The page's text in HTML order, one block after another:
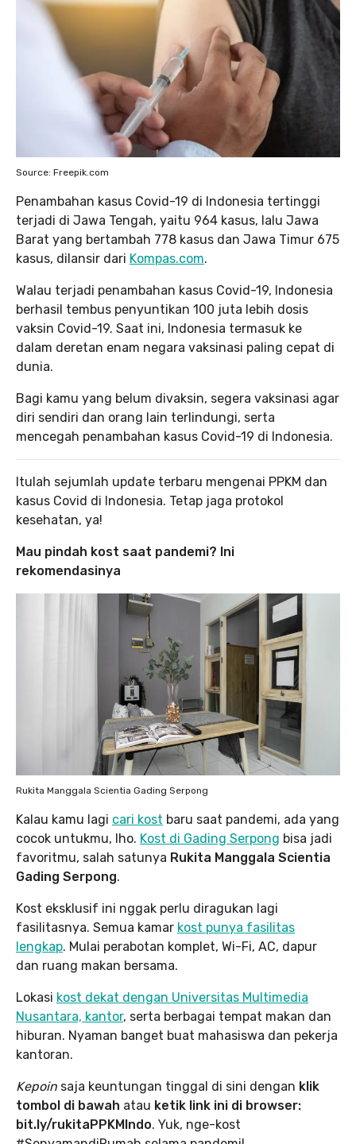
Source: Freepik.com
Penambahan kasus Covid-19 di Indonesia tertinggi
terjadi di Jawa Tengah, yaitu 964 kasus, lalu Jawa
Barat yang bertambah 778 kasus dan Jawa Timur 675
kasus, dilansir dari Kompas.com.
Walau terjadi penambahan kasus Covid-19, Indonesia
berhasil tembus penyuntikan 100 juta lebih dosis
vaksin Covid-19. Saat ini, Indonesia termasuk ke
dalam deretan enam negara vaksinasi paling cepat di
dunia.
Bagi kamu yang belum divaksin, segera vaksinasi agar
diri sendiri dan orang lain terlindungi, serta
mencegah penambahan kasus Covid-19 di Indonesia.
Itulah sejumlah update terbaru mengenai PPKM dan
kasus Covid di Indonesia. Tetap jaga protokol
kesehatan, ya!
Mau pindah kost saat pandemi? Ini
rekomendasinya
Rukita Manggala Scientia Gading Serpong
Kalau kamu lagi cari kost baru saat pandemi, ada yang
cocok untukmu, lho. Kost di Gading Serpong bisa jadi
favoritmu, salah satunya Rukita Manggala Scientia
Gading Serpong.
Kost eksklusif ini nggak perlu diragukan lagi
fasilitasnya. Semua kamar kost punya fasilitas
lengkap. Mulai perabotan komplet, Wi-Fi, AC, dapur
dan ruang makan bersama.
Lokasi kost dekat dengan Universitas Multimedia
Nusantara, kantor, serta berbagai tempat makan dan
hiburan. Nyaman banget buat mahasiswa dan pekerja
kantoran.
Kepoin saja keuntungan tinggal di sini dengan klik
tombol di bawah atau ketik link ini di browser:
bit.ly/rukitaPPKMIndo. Yuk, nge-kost